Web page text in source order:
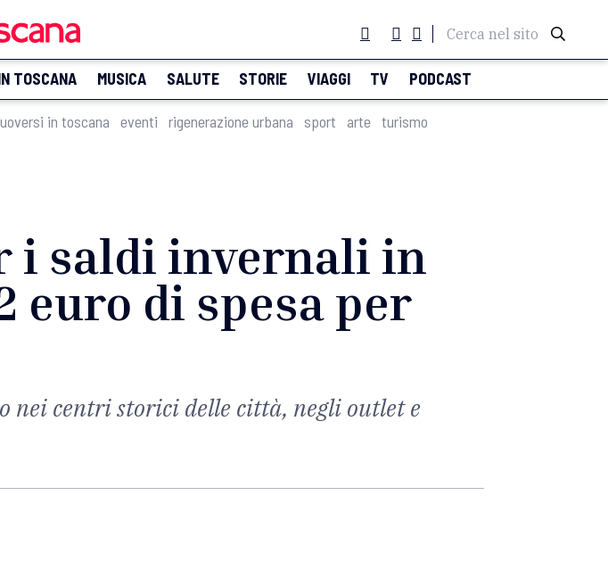
Cerca nel sito
TOSCANA MUSICA SALUTE STORIE VIAGGI TV PODCAST
in toscana eventi rigenerazione urbana sport arte turismo
i saldi invernali in
euro di spesa per
nei centri storici delle città, negli outlet e